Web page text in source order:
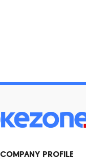
COMPANY PROFILE